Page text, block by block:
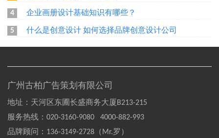
4 企业画册设计基础知识有哪些？
5 什么是创意设计 如何选择品牌创意设计公司
广州古柏广告策划有限公司
地址：天河区东圃长盛商务大厦B213-215
服务热线： 020-3160-9080 4000-882-993
品牌顾问： 136-3149-2728（Mr.罗）